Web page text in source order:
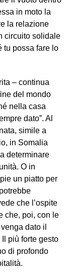
in moto la
la relazione
circuito solidale
tu possa fare lo
– continua
del mondo
nella casa
dato”. Al
simile a
in Somalia
determinare
O in
un piatto per
che l’ospite
che, poi, con le
dato il
più forte gesto
di profondo